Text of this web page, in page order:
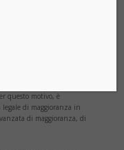
che tali
o incomplete,
tutti le registrazioni
questo motivo, è
legale di maggioranza in
di maggioranza, di